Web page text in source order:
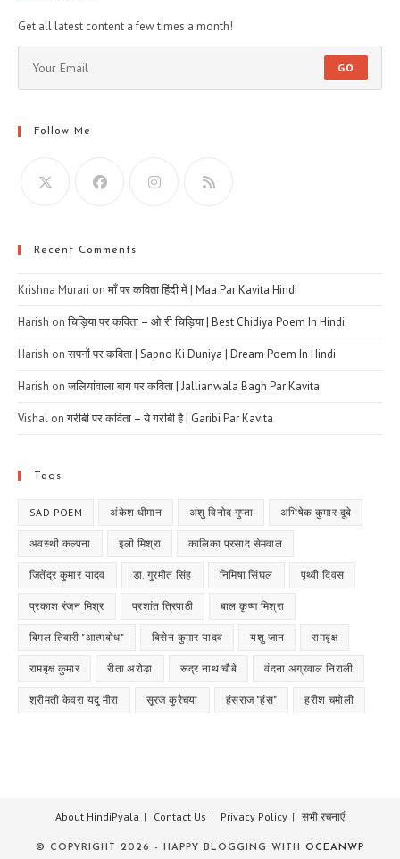
Get all latest content a few times a month!
GO
Follow Me
Recent Comments
Krishna Murari onमाँ पर कविता हिंदी में | Maa Par Kavita Hindi
Harish onचिड़िया पर कविता – ओ री चिड़िया | Best Chidiya Poem In Hindi
Harish onसपनों पर कविता | Sapno Ki Duniya | Dream Poem In Hindi
Harish onजलियांवाला बाग पर कविता | Jallianwala Bagh Par Kavita
Vishal onगरीबी पर कविता – ये गरीबी है | Garibi Par Kavita
Tags
SAD POEM अंकेश धीमान अंशु विनोद गुप्ता अभिषेक कुमार दूबे
अवस्थी कल्पना इली मिश्रा कालिका प्रसाद सेमवाल
जितेंद्र कुमार यादव डा. गुरमीत सिंह निमिषा सिंघल पृथ्वी दिवस
प्रकाश रंजन मिश्र प्रशांत त्रिपाठी बाल कृष्ण मिश्रा
बिमल तिवारी "आत्मबोध" बिसेन कुमार यादव यशु जान रामबृक्ष
रामबृक्ष कुमार रीता अरोड़ा रूद्र नाथ चौबे वंदना अग्रवाल निराली
श्रीमती केवरा यदु मीरा सूरज कुरैचया हंसराज "हंस" हरीश चमोली
About HindiPyala Contact Us Privacy Policy सभी रचनाएँ
© COPYRIGHT 2026 - HAPPY BLOGGING WITH OCEANWP